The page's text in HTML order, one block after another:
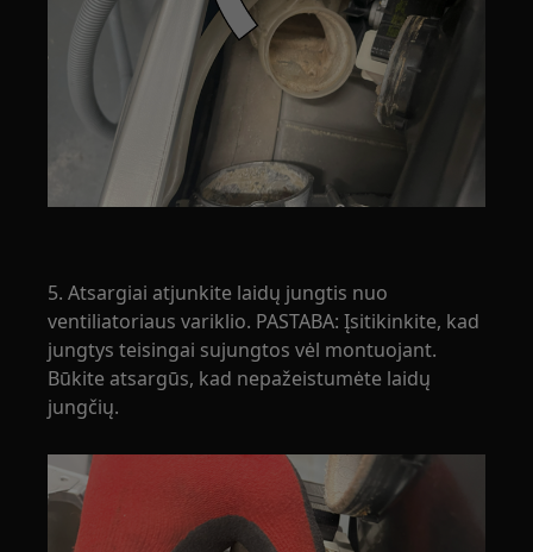
5. Atsargiai atjunkite laidų jungtis nuo
ventiliatoriaus variklio. PASTABA: Įsitikinkite, kad
jungtys teisingai sujungtos vėl montuojant.
Būkite atsargūs, kad nepažeistumėte laidų
jungčių.